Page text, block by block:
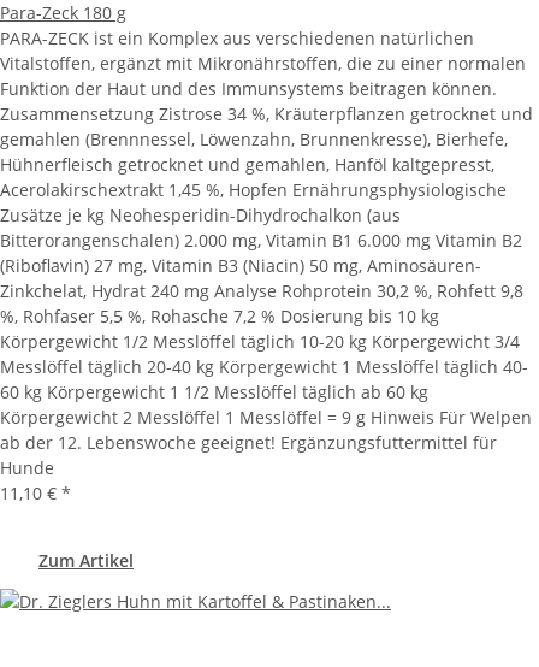
Para-Zeck 180 g
PARA-ZECK ist ein Komplex aus verschiedenen natürlichen
Vitalstoffen, ergänzt mit Mikronährstoffen, die zu einer normalen
Funktion der Haut und des Immunsystems beitragen können.
Zusammensetzung Zistrose 34 %, Kräuterpflanzen getrocknet und
gemahlen (Brennnessel, Löwenzahn, Brunnenkresse), Bierhefe,
Hühnerfleisch getrocknet und gemahlen, Hanföl kaltgepresst,
Acerolakirschextrakt 1,45 %, Hopfen Ernährungsphysiologische
Zusätze je kg Neohesperidin-Dihydrochalkon (aus
Bitterorangenschalen) 2.000 mg, Vitamin B1 6.000 mg Vitamin B2
(Riboflavin) 27 mg, Vitamin B3 (Niacin) 50 mg, Aminosäuren-
Zinkchelat, Hydrat 240 mg Analyse Rohprotein 30,2 %, Rohfett 9,8
%, Rohfaser 5,5 %, Rohasche 7,2 % Dosierung bis 10 kg
Körpergewicht 1/2 Messlöffel täglich 10-20 kg Körpergewicht 3/4
Messlöffel täglich 20-40 kg Körpergewicht 1 Messlöffel täglich 40-
60 kg Körpergewicht 1 1/2 Messlöffel täglich ab 60 kg
Körpergewicht 2 Messlöffel 1 Messlöffel = 9 g Hinweis Für Welpen
ab der 12. Lebenswoche geeignet! Ergänzungsfuttermittel für
Hunde
11,10 € *
Zum Artikel